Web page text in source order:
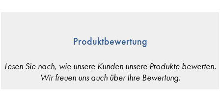
Produktbewertung